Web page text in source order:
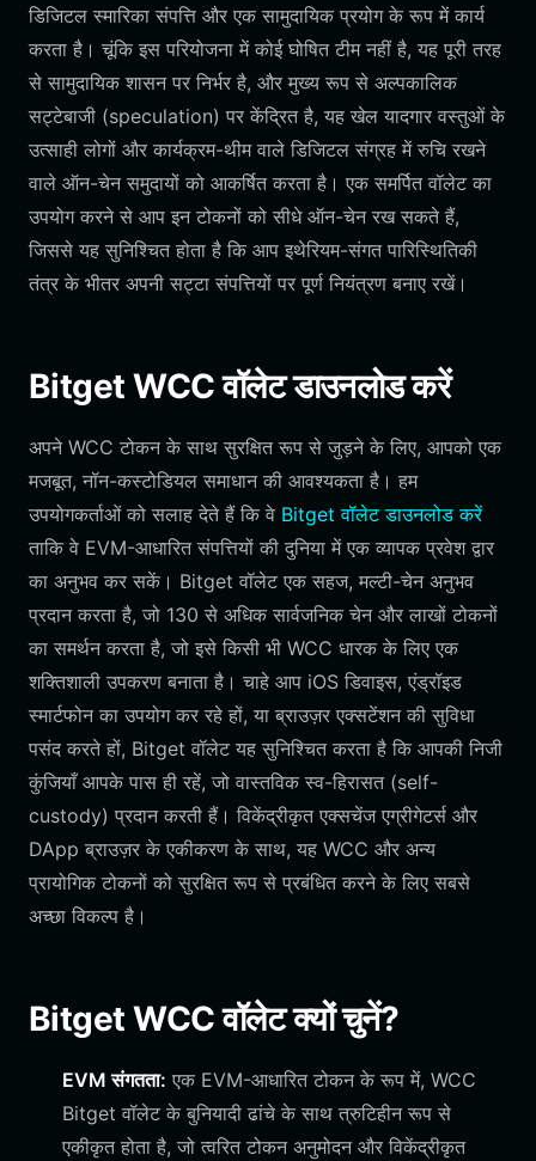
डिजिटल स्मारिका संपत्ति और एक सामुदायिक प्रयोग के रूप में कार्य
करता है। चूंकि इस परियोजना में कोई घोषित टीम नहीं है, यह पूरी तरह
से सामुदायिक शासन पर निर्भर है, और मुख्य रूप से अल्पकालिक
सट्टेबाजी (speculation) पर केंद्रित है, यह खेल यादगार वस्तुओं के
उत्साही लोगों और कार्यक्रम-थीम वाले डिजिटल संग्रह में रुचि रखने
वाले ऑन-चेन समुदायों को आकर्षित करता है। एक समर्पित वॉलेट का
उपयोग करने से आप इन टोकनों को सीधे ऑन-चेन रख सकते हैं,
जिससे यह सुनिश्चित होता है कि आप इथेरियम-संगत पारिस्थितिकी
तंत्र के भीतर अपनी सट्टा संपत्तियों पर पूर्ण नियंत्रण बनाए रखें।
Bitget WCC वॉलेट डाउनलोड करें
अपने WCC टोकन के साथ सुरक्षित रूप से जुड़ने के लिए, आपको एक
मजबूत, नॉन-कस्टोडियल समाधान की आवश्यकता है। हम
उपयोगकर्ताओं को सलाह देते हैं कि वे Bitget वॉलेट डाउनलोड करें
ताकि वे EVM-आधारित संपत्तियों की दुनिया में एक व्यापक प्रवेश द्वार
का अनुभव कर सकें। Bitget वॉलेट एक सहज, मल्टी-चेन अनुभव
प्रदान करता है, जो 130 से अधिक सार्वजनिक चेन और लाखों टोकनों
का समर्थन करता है, जो इसे किसी भी WCC धारक के लिए एक
शक्तिशाली उपकरण बनाता है। चाहे आप iOS डिवाइस, एंड्रॉइड
स्मार्टफोन का उपयोग कर रहे हों, या ब्राउज़र एक्सटेंशन की सुविधा
पसंद करते हों, Bitget वॉलेट यह सुनिश्चित करता है कि आपकी निजी
कुंजियाँ आपके पास ही रहें, जो वास्तविक स्व-हिरासत (self-
custody) प्रदान करती हैं। विकेंद्रीकृत एक्सचेंज एग्रीगेटर्स और
DApp ब्राउज़र के एकीकरण के साथ, यह WCC और अन्य
प्रायोगिक टोकनों को सुरक्षित रूप से प्रबंधित करने के लिए सबसे
अच्छा विकल्प है।
Bitget WCC वॉलेट क्यों चुनें?
EVM संगतता: एक EVM-आधारित टोकन के रूप में, WCC
Bitget वॉलेट के बुनियादी ढांचे के साथ त्रुटिहीन रूप से
एकीकृत होता है, जो त्वरित टोकन अनुमोदन और विकेंद्रीकृत